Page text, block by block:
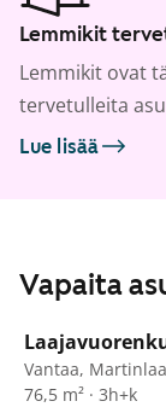
Lemmikit
Lemmikit ovat
tervetulleita
Lue lisää
Vapaita
Vantaa,
76,5 m² · 3h+k